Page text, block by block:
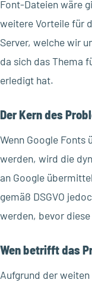
Font-Dateien wäre
weitere Vorteile für
Server, welche wir
da sich das Thema
erledigt hat.
Der Kern des
Wenn Google Fonts
werden, wird die
an Google
gemäß DSGVO
werden, bevor
Wen betrifft das
Aufgrund der